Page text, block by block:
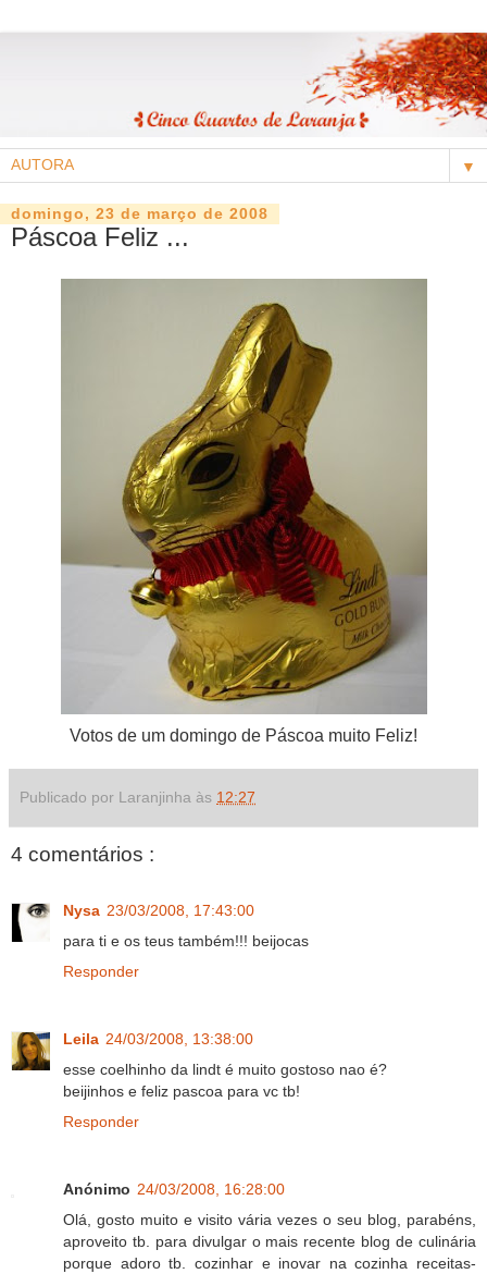
▼
domingo, 23 de março de 2008
Páscoa Feliz ...
Votos de um domingo de Páscoa muito Feliz!
Publicado por Laranjinha às 12:27
4 comentários :
Nysa 23/03/2008, 17:43:00
para ti e os teus também!!! beijocas
Responder
Leila 24/03/2008, 13:38:00
esse coelhinho da lindt é muito gostoso nao é?
beijinhos e feliz pascoa para vc tb!
Responder
Anónimo 24/03/2008, 16:28:00
Olá, gosto muito e visito vária vezes o seu blog, parabéns,
aproveito tb. para divulgar o mais recente blog de culinária
porque adoro tb. cozinhar e inovar na cozinha receitas-